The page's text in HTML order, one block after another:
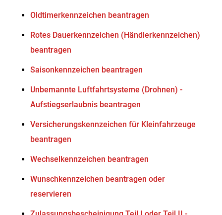
Oldtimerkennzeichen beantragen
Rotes Dauerkennzeichen (Händlerkennzeichen)
beantragen
Saisonkennzeichen beantragen
Unbemannte Luftfahrtsysteme (Drohnen) -
Aufstiegserlaubnis beantragen
Versicherungskennzeichen für Kleinfahrzeuge
beantragen
Wechselkennzeichen beantragen
Wunschkennzeichen beantragen oder
reservieren